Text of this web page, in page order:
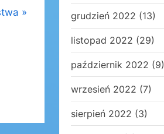
grudzień 2022 (13)
listopad 2022 (29)
październik 2022 (9)
wrzesień 2022 (7)
sierpień 2022 (3)